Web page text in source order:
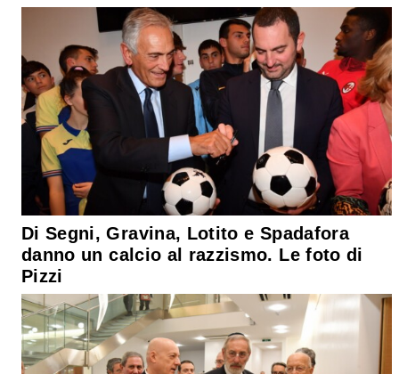
Di Segni, Gravina, Lotito e Spadafora
danno un calcio al razzismo. Le foto di
Pizzi